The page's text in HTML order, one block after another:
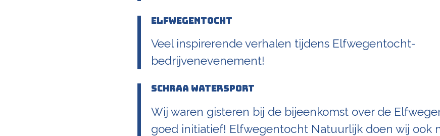
Elfwegentocht
Veel inspirerende verhalen tijdens Elfwegentocht-
bedrijvenevenement!
Schraa Watersport
Wij waren gisteren bij de bijeenkomst over de
goed initiatief! Elfwegentocht Natuurlijk doen wij ook